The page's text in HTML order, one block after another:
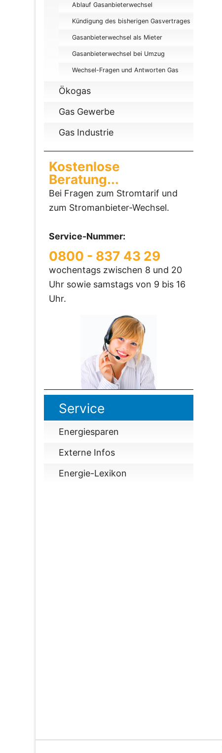
Ablauf Gasanbieterwechsel
Kündigung des bisherigen Gasvertrages
Gasanbieterwechsel als Mieter
Gasanbieterwechsel bei Umzug
Wechsel-Fragen und Antworten Gas
Ökogas
Gas Gewerbe
Gas Industrie
Kostenlose
Beratung...
Bei Fragen zum Stromtarif und
zum Stromanbieter-Wechsel.
Service-Nummer:
0800 - 837 43 29
wochentags zwischen 8 und 20
Uhr sowie samstags von 9 bis 16
Uhr.
Service
Energiesparen
Externe Infos
Energie-Lexikon